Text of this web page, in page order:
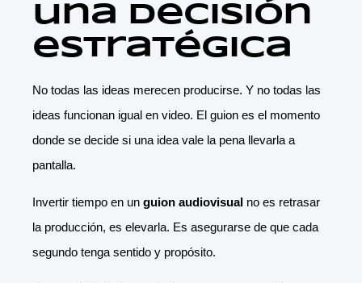
una decisión
estratégica
No todas las ideas merecen producirse. Y no todas las
ideas funcionan igual en video. El guion es el momento
donde se decide si una idea vale la pena llevarla a
pantalla.
Invertir tiempo en un guion audiovisual no es retrasar
la producción, es elevarla. Es asegurarse de que cada
segundo tenga sentido y propósito.